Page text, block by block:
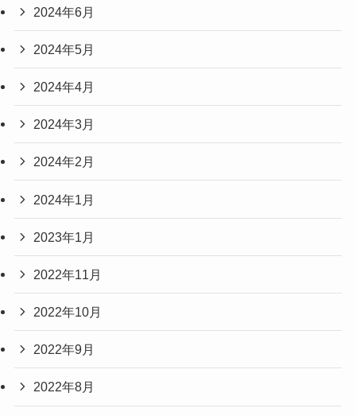
2024年6月
2024年5月
2024年4月
2024年3月
2024年2月
2024年1月
2023年1月
2022年11月
2022年10月
2022年9月
2022年8月